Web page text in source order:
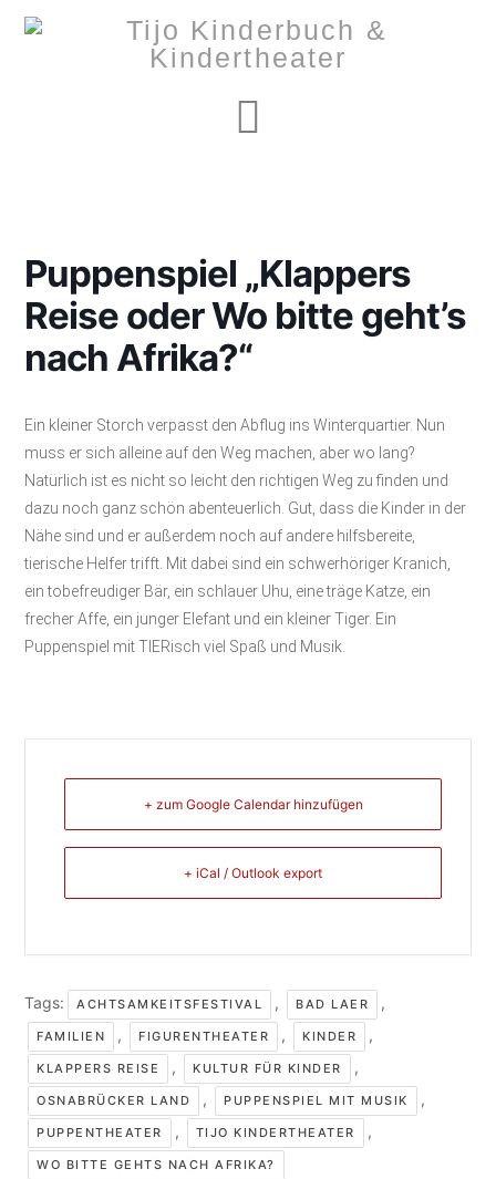
Puppenspiel „Klappers
Reise oder Wo bitte geht’s
nach Afrika?“
Ein kleiner Storch verpasst den Abflug ins Winterquartier. Nun
muss er sich alleine auf den Weg machen, aber wo lang?
Natürlich ist es nicht so leicht den richtigen Weg zu finden und
dazu noch ganz schön abenteuerlich. Gut, dass die Kinder in der
Nähe sind und er außerdem noch auf andere hilfsbereite,
tierische Helfer trifft. Mit dabei sind ein schwerhöriger Kranich,
ein tobefreudiger Bär, ein schlauer Uhu, eine träge Katze, ein
frecher Affe, ein junger Elefant und ein kleiner Tiger. Ein
Puppenspiel mit TIERisch viel Spaß und Musik.
+ zum Google Calendar hinzufügen
+ iCal / Outlook export
Tags: ACHTSAMKEITSFESTIVAL , BAD LAER ,
FAMILIEN , FIGURENTHEATER , KINDER ,
KLAPPERS REISE , KULTUR FÜR KINDER ,
OSNABRÜCKER LAND , PUPPENSPIEL MIT MUSIK ,
PUPPENTHEATER , TIJO KINDERTHEATER ,
WO BITTE GEHTS NACH AFRIKA?